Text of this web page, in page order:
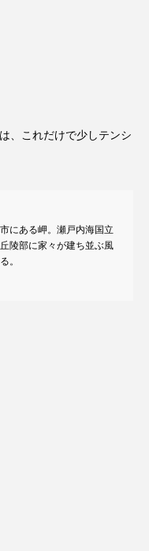
、これだけで少しテンシ
にある岬。瀬戸内海国立
陵部に家々が建ち並ぶ風
。